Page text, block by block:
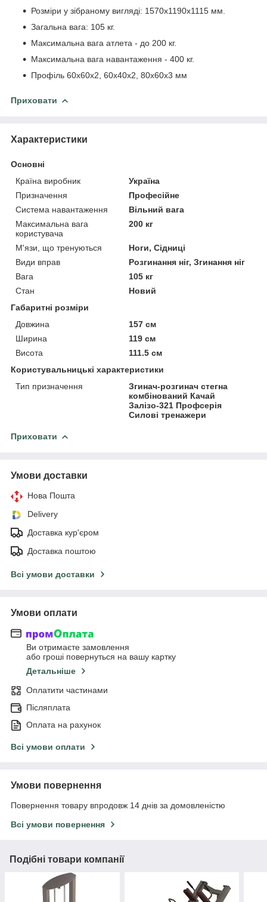
Розміри у зібраному вигляді: 1570х1190х1115 мм.
Загальна вага: 105 кг.
Максимальна вага атлета - до 200 кг.
Максимальна вага навантаження - 400 кг.
Профіль 60х60х2, 60х40х2, 80х60х3 мм
Приховати
Характеристики
Основні
Країна виробник
Україна
Призначення
Професійне
Система навантаження
Вільний вага
Максимальна вага
користувача
200 кг
М'язи, що тренуються
Ноги, Сідниці
Види вправ
Розгинання ніг, Згинання ніг
Вага
105 кг
Стан
Новий
Габаритні розміри
Довжина
157 см
Ширина
119 см
Висота
111.5 см
Користувальницькі характеристики
Тип призначення
Згинач-розгинач стегна
комбінований Качай
Залізо-321 Профсерія
Силові тренажери
Приховати
Умови доставки
Нова Пошта
Delivery
Доставка кур'єром
Доставка поштою
Всі умови доставки
Умови оплати
Ви отримаєте замовлення
або гроші повернуться на вашу картку
Детальніше
Оплатити частинами
Післяплата
Оплата на рахунок
Всі умови оплати
Умови повернення
Повернення товару впродовж 14 днів за домовленістю
Всі умови повернення
Подібні товари компанії